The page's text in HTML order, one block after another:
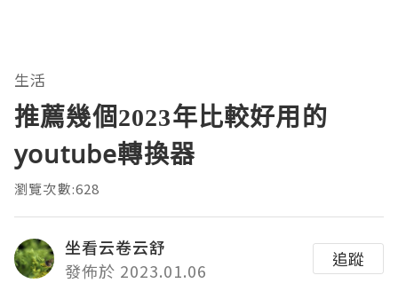
生活
推薦幾個2023年比較好用的
youtube轉換器
瀏覽次數:628
坐看云卷云舒
發佈於 2023.01.06
追蹤